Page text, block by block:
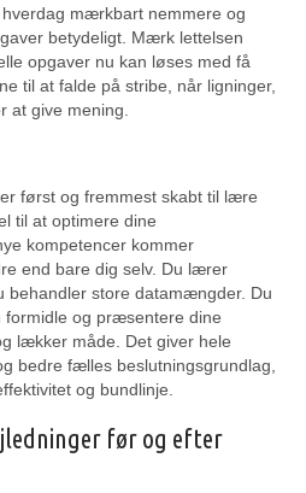
mærkbart nemmere og
betydeligt. Mærk lettelsen
opgaver nu kan løses med få
til at falde på stribe, når ligninger,
at give mening.
først og fremmest skabt til lære
til at optimere dine
kompetencer kommer
end bare dig selv. Du lærer
behandler store datamængder. Du
og præsentere dine
lækker måde. Det giver hele
bedre fælles beslutningsgrundlag,
og bundlinje.
før og efter